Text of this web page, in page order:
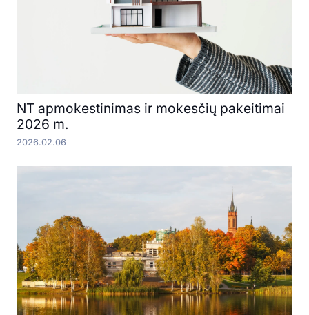
NT apmokestinimas ir mokesčių pakeitimai
2026 m.
2026.02.06